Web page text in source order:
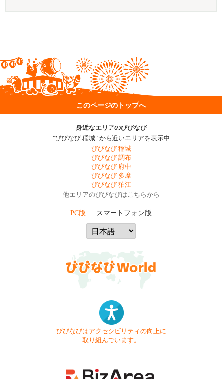
このページのトップへ
身近なエリアのびびなび
"びびなび 稲城" から近いエリアを表示中
びびなび 稲城
びびなび 調布
びびなび 府中
びびなび 多摩
びびなび 狛江
他エリアのびびなびはこちらから
PC版 スマートフォン版
びびなびはアクセシビリティの向上に
取り組んでいます。